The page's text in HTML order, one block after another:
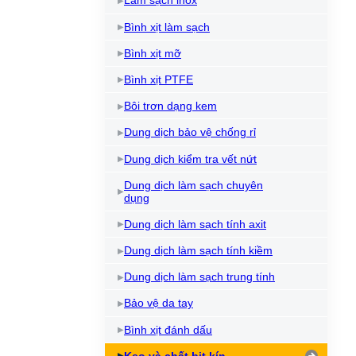
Dầu làm mát máy cắt Laser
Dầu NyeTact
Bình xịt làm sạch
Bình xịt mỡ
Bình xịt PTFE
Bôi trơn dạng kem
Dung dịch bảo vệ chống rỉ
Dung dịch kiểm tra vết nứt
Dung dịch làm sạch chuyên
dụng
Dung dịch làm sạch tính axit
Dung dịch làm sạch tính kiềm
Dung dịch làm sạch trung tính
Bảo vệ da tay
Bình xịt đánh dấu